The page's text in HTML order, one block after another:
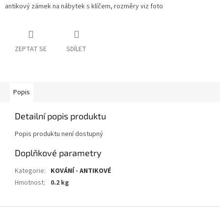
antikový zámek na nábytek s klíčem, rozměry viz foto
ZEPTAT SE SDÍLET
Popis
Detailní popis produktu
Popis produktu není dostupný
Doplňkové parametry
Kategorie: KOVÁNÍ - ANTIKOVÉ
Hmotnost: 0.2 kg